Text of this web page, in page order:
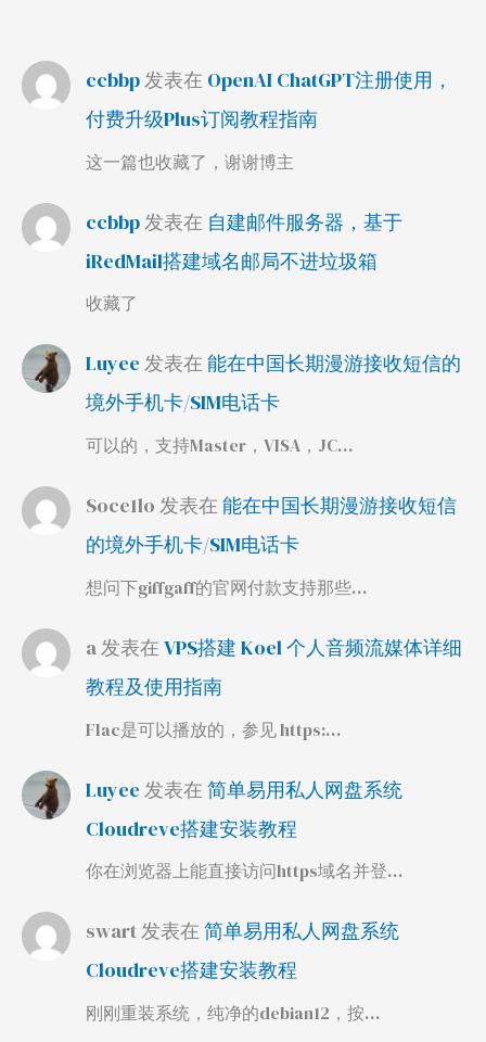
ccbbp发表在 OpenAI ChatGPT注册使用，
付费升级Plus订阅教程指南
这一篇也收藏了，谢谢博主
ccbbp发表在 自建邮件服务器，基于
iRedMail搭建域名邮局不进垃圾箱
收藏了
Luyee 发表在能在中国长期漫游接收短信的
境外手机卡/SIM电话卡
可以的，支持Master，VISA，JC…
Soce1lo 发表在能在中国长期漫游接收短信
的境外手机卡/SIM电话卡
想问下giffgaff的官网付款支持那些…
a发表在 VPS搭建 Koel 个人音频流媒体详细
教程及使用指南
Flac是可以播放的，参见 https:…
Luyee 发表在 简单易用私人网盘系统
Cloudreve搭建安装教程
你在浏览器上能直接访问https域名并登…
swart发表在简单易用私人网盘系统
Cloudreve搭建安装教程
刚刚重装系统，纯净的debian12，按…